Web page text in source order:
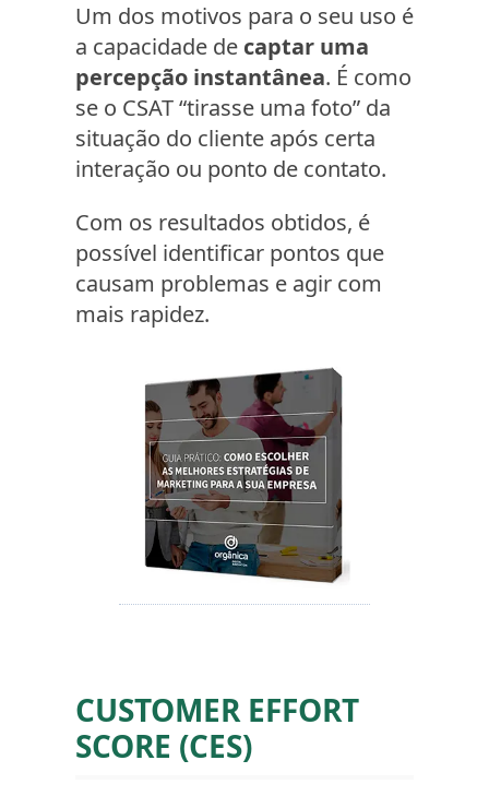
Um dos motivos para o seu uso é
a capacidade de captar uma
percepção instantânea. É como
se o CSAT “tirasse uma foto” da
situação do cliente após certa
interação ou ponto de contato.
Com os resultados obtidos, é
possível identificar pontos que
causam problemas e agir com
mais rapidez.
CUSTOMER EFFORT
SCORE (CES)